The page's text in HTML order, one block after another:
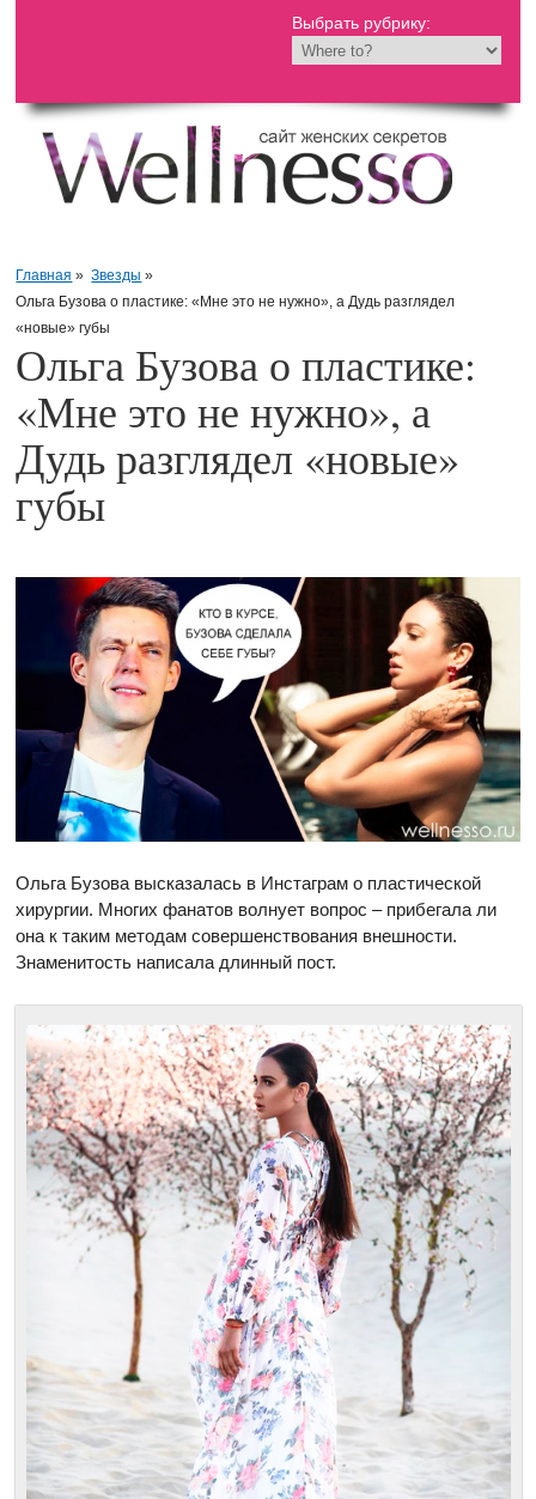
Выбрать рубрику:
Главная » Звезды »
Ольга Бузова о пластике: «Мне это не нужно», а Дудь разглядел
«новые» губы
Ольга Бузова о пластике:
«Мне это не нужно», а
Дудь разглядел «новые»
губы
Ольга Бузова высказалась в Инстаграм о пластической
хирургии. Многих фанатов волнует вопрос – прибегала ли
она к таким методам совершенствования внешности.
Знаменитость написала длинный пост.